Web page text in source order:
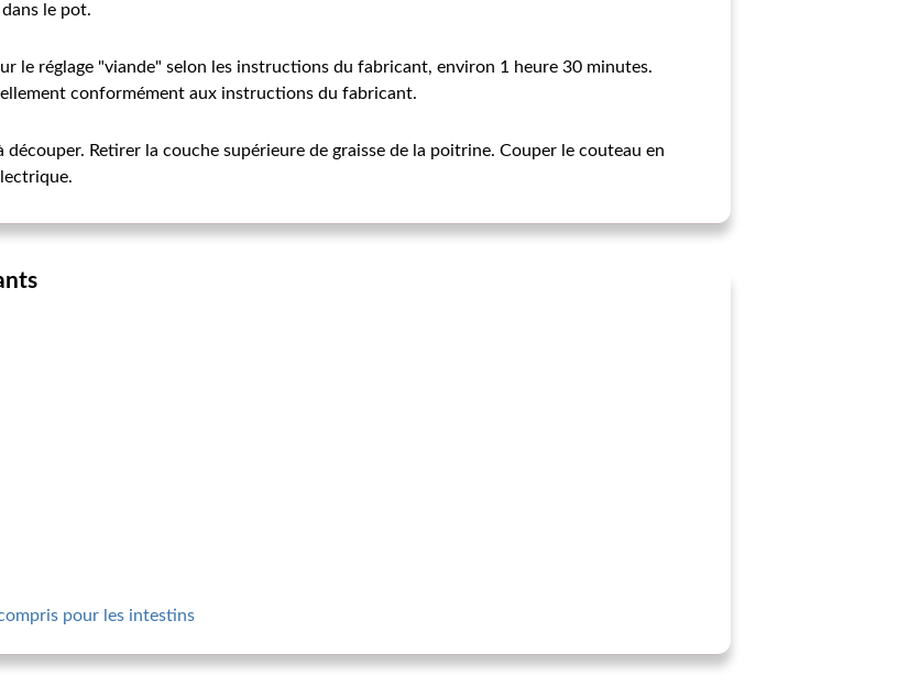
le pot.
le réglage "viande" selon les instructions du fabricant, environ 1 heure 30 minutes.
conformément aux instructions du fabricant.
Retirer la couche supérieure de graisse de la poitrine. Couper le couteau en
pour les intestins